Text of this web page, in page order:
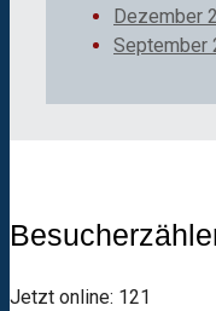
Dezember
September
Jetzt online: 121